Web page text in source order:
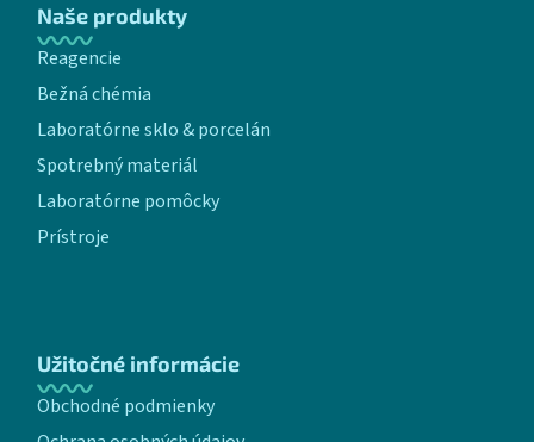
Naše produkty
Reagencie
Bežná chémia
Laboratórne sklo & porcelán
Spotrebný materiál
Laboratórne pomôcky
Prístroje
Užitočné informácie
Obchodné podmienky